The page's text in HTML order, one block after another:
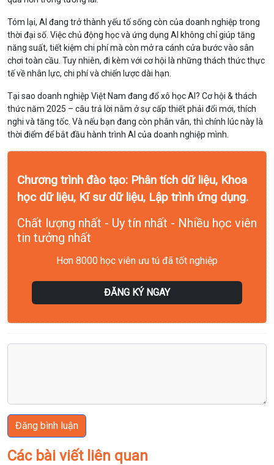
Tóm lại, AI đang trở thành yếu tố sống còn của doanh nghiệp trong
thời đại số. Việc chủ động học và ứng dụng AI không chỉ giúp tăng
năng suất, tiết kiệm chi phí mà còn mở ra cánh cửa bước vào sân
chơi toàn cầu. Tuy nhiên, đi kèm với cơ hội là những thách thức thực
tế về nhân lực, chi phí và chiến lược dài hạn.
Tại sao doanh nghiệp Việt Nam đang đổ xô học AI? Cơ hội & thách
thức năm 2025 – câu trả lời nằm ở sự cấp thiết phải đổi mới, thích
nghi và tăng tốc. Và nếu bạn đang còn phân vân, thì chính lúc này là
thời điểm để bắt đầu hành trình AI của doanh nghiệp mình.
Chương trình đào tạo: Phân tích dữ liệu, Khoa
học dữ liệu, Kĩ sư dữ liệu, Lập trình ứng dụng.
Chất lượng nhất - Uy tín nhất - Nhiều học viên
tin tưởng nhất
Hơn 8000 học viên ưu tú đã tốt nghiệp
ĐĂNG KÝ NGAY
Đăng bình luận
Các bài viết liên quan